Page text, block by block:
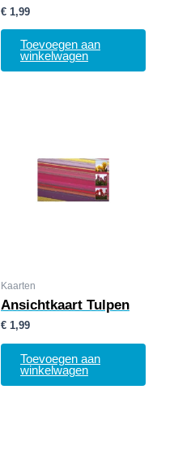
€ 1,99
Toevoegen aan
winkelwagen
Kaarten
Ansichtkaart Tulpen
€ 1,99
Toevoegen aan
winkelwagen